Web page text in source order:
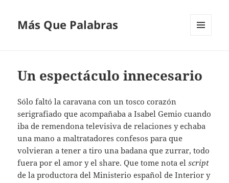
Más Que Palabras
Un espectáculo innecesario
Sólo faltó la caravana con un tosco corazón
serigrafiado que acompañaba a Isabel Gemio cuando
iba de remendona televisiva de relaciones y echaba
una mano a maltratadores confesos para que
volvieran a tener a tiro una badana que zurrar, todo
fuera por el amor y el share. Que tome nota elscript
de la productora del Ministerio español de Interior y